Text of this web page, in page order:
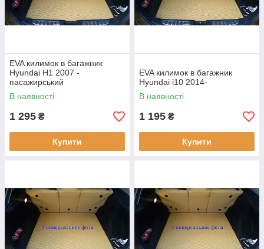
EVA килимок в багажник
Hyundai H1 2007 -
пасажирський
В наявності
1 295 ₴
Купити
EVA килимок в багажник
Hyundai i10 2014-
В наявності
1 195 ₴
Купити